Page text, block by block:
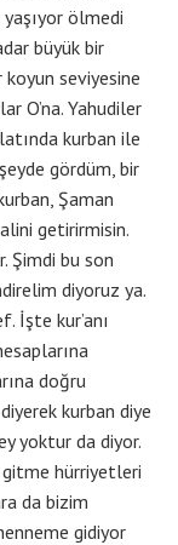
ölmedi
büyük bir
koyun seviyesine
O’na. Yahudiler
kurban ile
gördüm, bir
Şaman
getirirmisin.
Şimdi bu son
diyoruz ya.
İşte kur’anı
doğru
kurban diye
yoktur da diyor.
gitme hürriyetleri
da bizim
gidiyor